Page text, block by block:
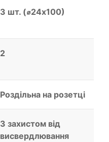
3 шт. (⌀24х100)
2
Роздільна на розетці
З захистом від
висвердлювання